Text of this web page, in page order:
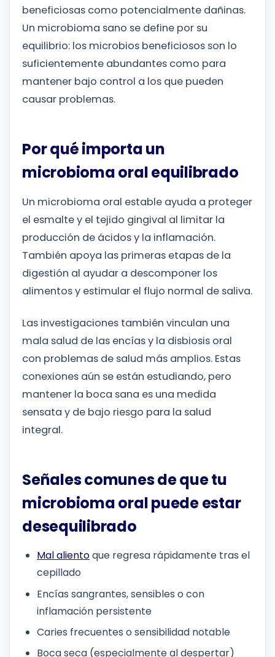
beneficiosas como potencialmente dañinas.
Un microbioma sano se define por su
equilibrio: los microbios beneficiosos son lo
suficientemente abundantes como para
mantener bajo control a los que pueden
causar problemas.
Por qué importa un
microbioma oral equilibrado
Un microbioma oral estable ayuda a proteger
el esmalte y el tejido gingival al limitar la
producción de ácidos y la inflamación.
También apoya las primeras etapas de la
digestión al ayudar a descomponer los
alimentos y estimular el flujo normal de saliva.
Las investigaciones también vinculan una
mala salud de las encías y la disbiosis oral
con problemas de salud más amplios. Estas
conexiones aún se están estudiando, pero
mantener la boca sana es una medida
sensata y de bajo riesgo para la salud
integral.
Señales comunes de que tu
microbioma oral puede estar
desequilibrado
Mal alientoque regresa rápidamente tras el
cepillado
Encías sangrantes, sensibles o con
inflamación persistente
Caries frecuentes o sensibilidad notable
Boca seca (especialmente al despertar)